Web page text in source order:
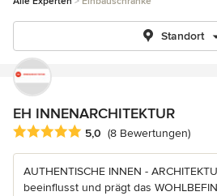
Standort
EH INNENARCHITEKTUR
Durchschnittliche Bewertung: 5 von
5,0 (8 Bewertungen)
AUTHENTISCHE INNEN -
beeinflusst und prägt das